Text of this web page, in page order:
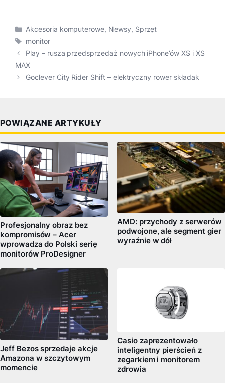
Kategorie
Akcesoria komputerowe, Newsy, Sprzęt
Tagi
monitor
Play – rusza przedsprzedaż nowych iPhone’ów XS i XS
MAX
Goclever City Rider Shift – elektryczny rower składak
POWIĄZANE ARTYKUŁY
Profesjonalny obraz bez
kompromisów – Acer
wprowadza do Polski serię
monitorów ProDesigner
AMD: przychody z serwerów
podwojone, ale segment gier
wyraźnie w dół
Jeff Bezos sprzedaje akcje
Amazona w szczytowym
momencie
Casio zaprezentowało
inteligentny pierścień z
zegarkiem i monitorem
zdrowia